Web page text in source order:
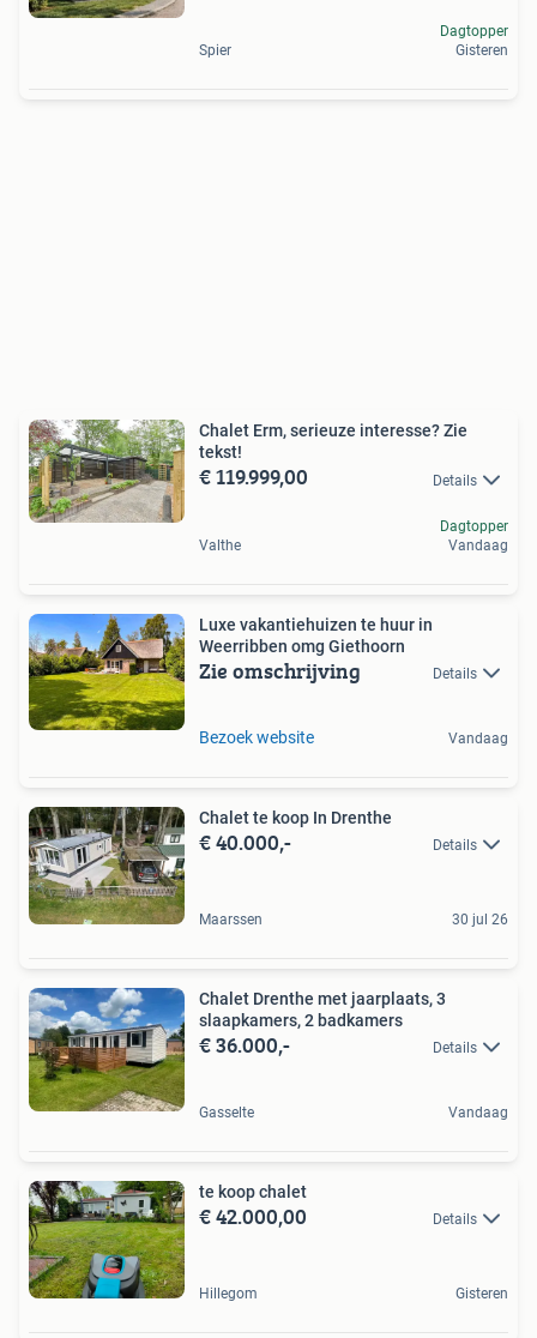
Spier
Dagtopper
Gisteren
Chalet Erm, serieuze interesse? Zie
tekst!
€ 119.999,00 Details
Valthe
Dagtopper
Vandaag
Luxe vakantiehuizen te huur in
Weerribben omg Giethoorn
Zie omschrijving Details
Bezoek website Vandaag
Chalet te koop In Drenthe
€ 40.000,- Details
Maarssen 30 jul 26
Chalet Drenthe met jaarplaats, 3
slaapkamers, 2 badkamers
€ 36.000,- Details
Gasselte Vandaag
te koop chalet
€ 42.000,00 Details
Hillegom Gisteren